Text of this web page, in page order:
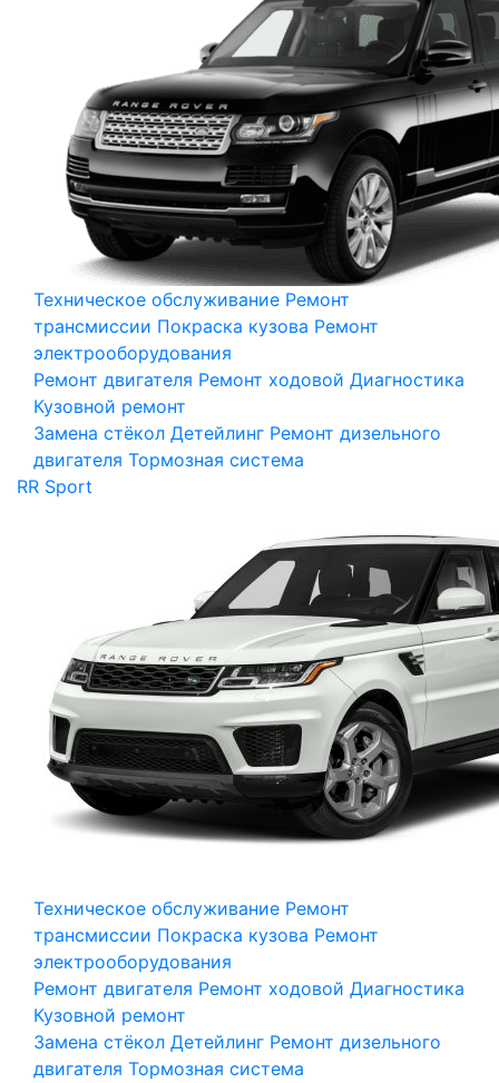
Техническое обслуживание Ремонт
трансмиссии Покраска кузова Ремонт
электрооборудования
Ремонт двигателя Ремонт ходовой Диагностика
Кузовной ремонт
Замена стёкол Детейлинг Ремонт дизельного
двигателя Тормозная система
RR Sport
Техническое обслуживание Ремонт
трансмиссии Покраска кузова Ремонт
электрооборудования
Ремонт двигателя Ремонт ходовой Диагностика
Кузовной ремонт
Замена стёкол Детейлинг Ремонт дизельного
двигателя Тормозная система